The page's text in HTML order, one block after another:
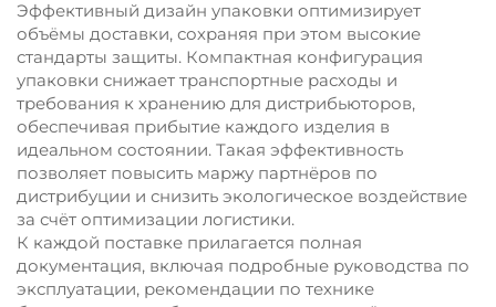
Эффективный дизайн упаковки оптимизирует
объёмы доставки, сохраняя при этом высокие
стандарты защиты. Компактная конфигурация
упаковки снижает транспортные расходы и
требования к хранению для дистрибьюторов,
обеспечивая прибытие каждого изделия в
идеальном состоянии. Такая эффективность
позволяет повысить маржу партнёров по
дистрибуции и снизить экологическое воздействие
за счёт оптимизации логистики.
К каждой поставке прилагается полная
документация, включая подробные руководства по
эксплуатации, рекомендации по технике